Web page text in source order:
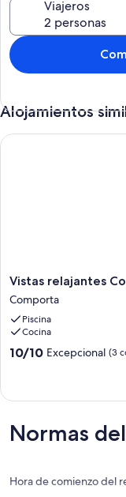
Viajeros
Alojamientos
Vistas
relajantes
Comporta
Villa
Comporta
Vistas relajantes
Comporta
Piscina
Cocina
10.0
10/10 Excepcional (3
Vistas relajantes
Normas
Hora de comienzo del